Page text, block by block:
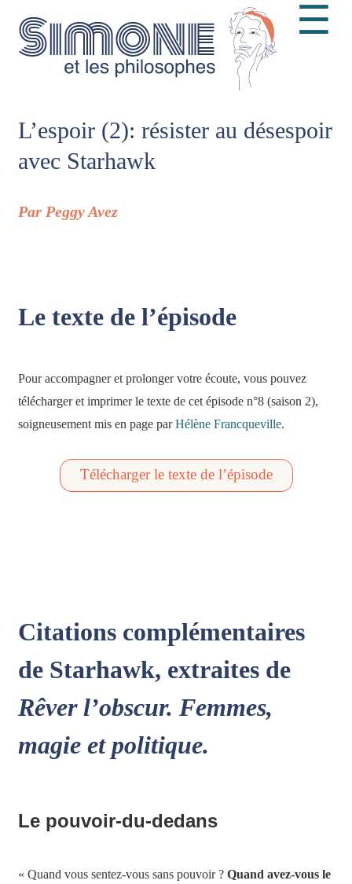
☰
L’espoir (2): résister au désespoir
avec Starhawk
Par Peggy Avez
Le texte de l’épisode
Pour accompagner et prolonger votre écoute, vous pouvez
télécharger et imprimer le texte de cet épisode n°8 (saison 2),
soigneusement mis en page parHélène Francqueville.
Télécharger le texte de l’épisode
Citations complémentaires
de Starhawk, extraites de
Rêver l’obscur. Femmes,
magie et politique.
Le pouvoir-du-dedans
« Quand vous sentez-vous sans pouvoir ? Quand avez-vous le